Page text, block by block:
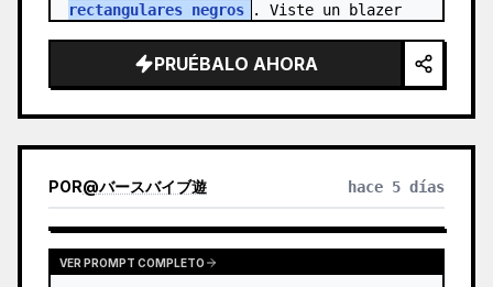
rectangulares negros
. Viste un blazer
PRUÉBALO AHORA
POR@バースバイブ遊 hace 5 días
VER PROMPT COMPLETO